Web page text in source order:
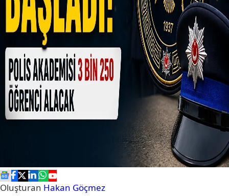
Oluşturan Hakan Göçmez